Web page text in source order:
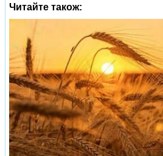
Читайте також: